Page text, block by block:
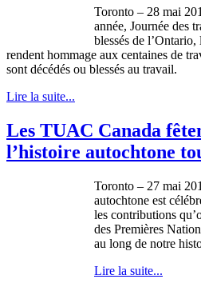
Toronto – 28 mai
année, Journée des
blessés de
rendent hommage aux centaines de
sont décédés ou blessés au travail.
Lire la suite...
Les TUAC Canada
l’histoire autochtone
Toronto – 27 mai
autochtone est
les contributions
des Premières
au long de notre
Lire la suite...